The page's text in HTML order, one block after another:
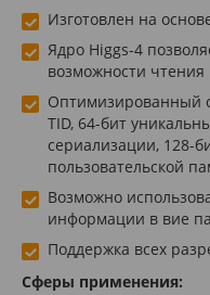
Изготовлен на
Ядро Higgs-4
возможности чтения
Оптимизированный
TID, 64-бит
сериализации, 128-
пользовательской
Возможно
информации в вие
Поддержка всех
Сферы применения: